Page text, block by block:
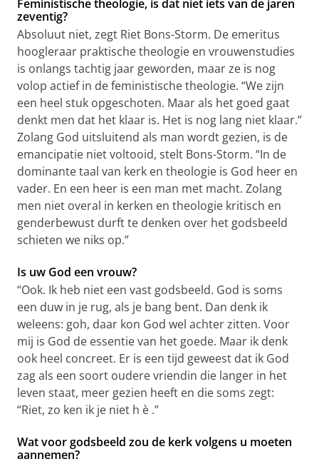
Feministische theologie, is dat niet iets van de jaren
zeventig?
Absoluut niet, zegt Riet Bons-Storm. De emeritus
hoogleraar praktische theologie en vrouwenstudies
is onlangs tachtig jaar geworden, maar ze is nog
volop actief in de feministische theologie. “We zijn
een heel stuk opgeschoten. Maar als het goed gaat
denkt men dat het klaar is. Het is nog lang niet klaar.”
Zolang God uitsluitend als man wordt gezien, is de
emancipatie niet voltooid, stelt Bons-Storm. “In de
dominante taal van kerk en theologie is God heer en
vader. En een heer is een man met macht. Zolang
men niet overal in kerken en theologie kritisch en
genderbewust durft te denken over het godsbeeld
schieten we niks op.”
Is uw God een vrouw?
“Ook. Ik heb niet een vast godsbeeld. God is soms
een duw in je rug, als je bang bent. Dan denk ik
weleens: goh, daar kon God wel achter zitten. Voor
mij is God de essentie van het goede. Maar ik denk
ook heel concreet. Er is een tijd geweest dat ik God
zag als een soort oudere vriendin die langer in het
leven staat, meer gezien heeft en die soms zegt:
“Riet, zo ken ik je niet h è .”
Wat voor godsbeeld zou de kerk volgens u moeten
aannemen?